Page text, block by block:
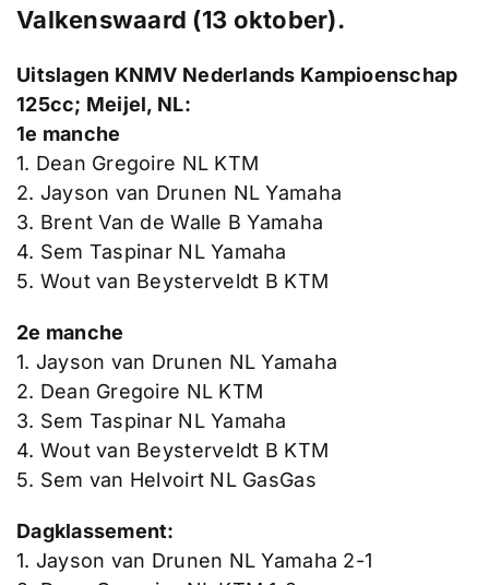
Valkenswaard (13 oktober).
Uitslagen KNMV Nederlands Kampioenschap
125cc; Meijel, NL:
1e manche
1. Dean Gregoire NL KTM
2. Jayson van Drunen NL Yamaha
3. Brent Van de Walle B Yamaha
4. Sem Taspinar NL Yamaha
5. Wout van Beysterveldt B KTM
2e manche
1. Jayson van Drunen NL Yamaha
2. Dean Gregoire NL KTM
3. Sem Taspinar NL Yamaha
4. Wout van Beysterveldt B KTM
5. Sem van Helvoirt NL GasGas
Dagklassement:
1. Jayson van Drunen NL Yamaha 2-1